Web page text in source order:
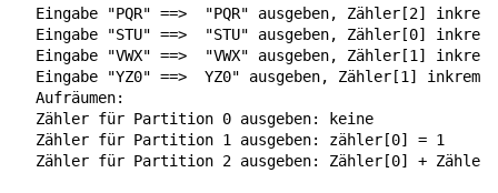
Eingabe "PQR" ==>  "PQR" ausgeben, Zähler[2]
Eingabe "STU" ==>  "STU" ausgeben, Zähler[0]
Eingabe "VWX" ==>  "VWX" ausgeben, Zähler[1]
Eingabe "YZ0" ==>  YZ0" ausgeben, Zähler[1]
  Aufräumen:
  Zähler für Partition 0 ausgeben: keine
  Zähler für Partition 1 ausgeben: zähler[0] = 1
Zähler für Partition 2 ausgeben: Zähler[0] +